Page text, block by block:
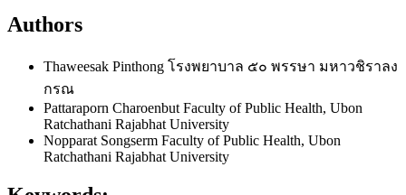
Authors
Thaweesak Pinthong โรงพยาบาล ๕๐ พรรษา มหาวชิราลง
กรณ
Pattaraporn Charoenbut Faculty of Public Health, Ubon
Ratchathani Rajabhat University
Nopparat Songserm Faculty of Public Health, Ubon
Ratchathani Rajabhat University